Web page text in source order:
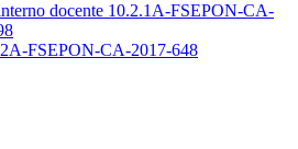
docente 10.2.1A-FSEPON-CA-
FSEPON-CA-2017-648